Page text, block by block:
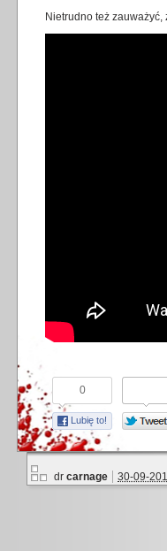
Nietrudno też
0
Lubię to!
dr carnage 30-09-